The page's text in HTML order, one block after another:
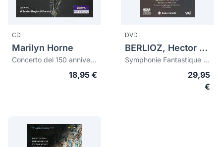
CD
Marilyn Horne
Concerto del 150 anniversario del'apetura del Teatro Regio di Parma
18,95 €
DVD
BERLIOZ, Hector (1803-1869)
Symphonie Fantastique + Les Nuits d'été
29,95
€